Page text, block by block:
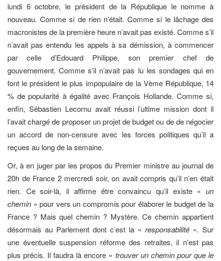
lundi 6 octobre, le président de la République le nomme à
nouveau. Comme si de rien n’était. Comme si le lâchage des
macronistes de la première heure n’avait pas existé. Comme s’il
n’avait pas entendu les appels à sa démission, à commencer
par celle d’Edouard Philippe, son premier chef de
gouvernement. Comme s’il n’avait pas lu les sondages qui en
font le président le plus impopulaire de la Vème République, 14
% de popularité à égalité avec François Hollande. Comme si,
enfin, Sébastien Lecornu avait réussi l’ultime mission dont il
l’avait chargé de proposer un projet de budget ou de de négocier
un accord de non-censure avec les forces politiques qu’il a
reçues au long de la semaine.
Or, à en juger par les propos du Premier ministre au journal de
20h de France 2 mercredi soir, on avait compris qu’il n’en était
rien. Ce soir-là, il affirme être convaincu qu’il existe « un
chemin » pour vers un compromis pour élaborer le budget de la
France ? Mais quel chemin ? Mystère. Ce chemin appartient
désormais au Parlement dont c’est la « responsabilité ». Sur
une éventuelle suspension réforme des retraites, il n’est pas
plus précis. Il faudra là encore « trouver un chemin pour que le